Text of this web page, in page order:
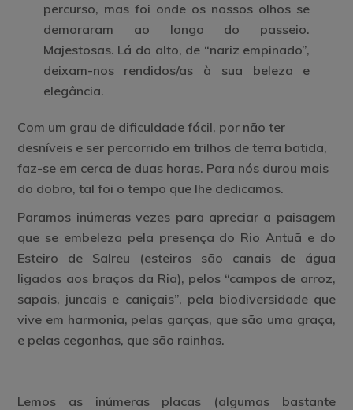
percurso, mas foi onde os nossos olhos se
demoraram ao longo do passeio.
Majestosas. Lá do alto, de “nariz empinado”,
deixam-nos rendidos/as à sua beleza e
elegância.
Com um grau de dificuldade fácil, por não ter
desníveis e ser percorrido em trilhos de terra batida,
faz-se em cerca de duas horas. Para nós durou mais
do dobro, tal foi o tempo que lhe dedicamos.
Paramos inúmeras vezes para apreciar a paisagem
que se embeleza pela presença do Rio Antuã e do
Esteiro de Salreu (esteiros são canais de água
ligados aos braços da Ria), pelos “campos de arroz,
sapais, juncais e caniçais”, pela biodiversidade que
vive em harmonia, pelas garças, que são uma graça,
e pelas cegonhas, que são rainhas.
Lemos as inúmeras placas (algumas bastante